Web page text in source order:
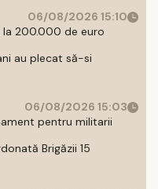
06/08/2026 15:10
la 200.000 de euro
au plecat să-si
06/08/2026 15:03
pentru militarii
Brigăzii 15